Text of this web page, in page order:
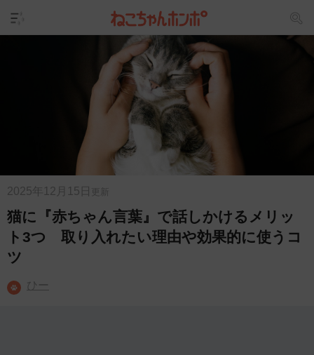
2025年12月15日 更新
猫に『赤ちゃん言葉』で話しかけるメリッ
ト3つ 取り入れたい理由や効果的に使うコ
ツ
ひー